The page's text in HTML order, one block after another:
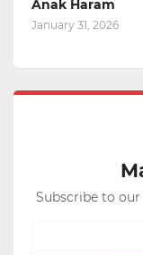
Anak Haram
January 31, 2026
Subscribe to